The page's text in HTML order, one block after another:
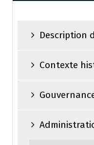
Description
Contexte